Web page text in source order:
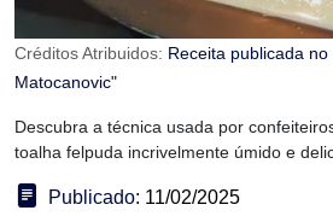
Créditos Atribuidos: Receita publicada
Matocanovic"
Descubra a técnica usada por
toalha felpuda incrivelmente úmido e
Publicado: 11/02/2025